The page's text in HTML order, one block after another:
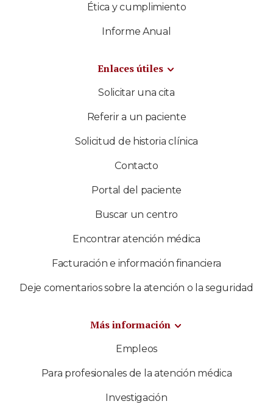
Ética y cumplimiento
Informe Anual
Enlaces útiles
Solicitar una cita
Referir a un paciente
Solicitud de historia clínica
Contacto
Portal del paciente
Buscar un centro
Encontrar atención médica
Facturación e información financiera
Deje comentarios sobre la atención o la seguridad
Más información
Empleos
Para profesionales de la atención médica
Investigación